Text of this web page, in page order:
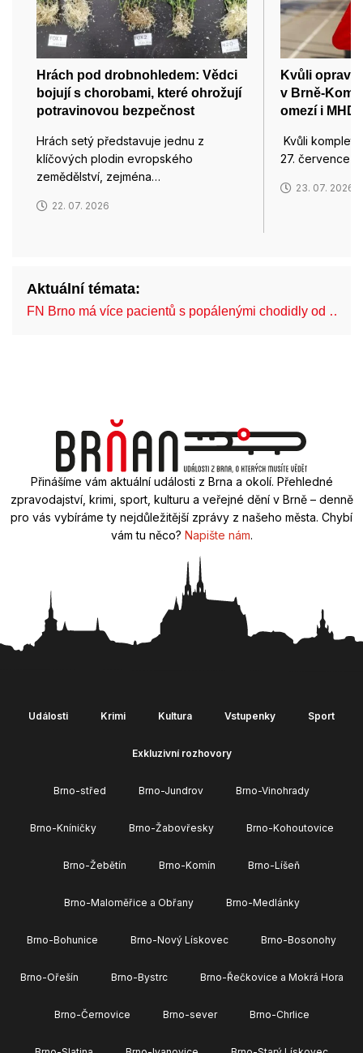
Hrách pod drobnohledem: Vědci
bojují s chorobami, které ohrožují
potravinovou bezpečnost
Hrách setý představuje jednu z
klíčových plodin evropského
zemědělství, zejména…
22. 07. 2026
Kvůli opravě
v Brně-
omezí i MHD
Kvůli
27. července
23. 07. 2026
Aktuální témata:
FN Brno má více pacientů s popálenými chodidly od …
Přinášíme vám aktuální události z Brna a okolí. Přehledné
zpravodajství, krimi, sport, kulturu a veřejné dění v Brně – denně
pro vás vybíráme ty nejdůležitější zprávy z našeho města. Chybí
vám tu něco? Napište nám.
Události Krimi Kultura Vstupenky Sport
Exkluzivní rozhovory
Brno-střed Brno-Jundrov Brno-Vinohrady
Brno-Kníničky Brno-Žabovřesky Brno-Kohoutovice
Brno-Žebětín Brno-Komín Brno-Líšeň
Brno-Maloměřice a Obřany Brno-Medlánky
Brno-Bohunice Brno-Nový Lískovec Brno-Bosonohy
Brno-Ořešín Brno-Bystrc Brno-Řečkovice a Mokrá Hora
Brno-Černovice Brno-sever Brno-Chrlice